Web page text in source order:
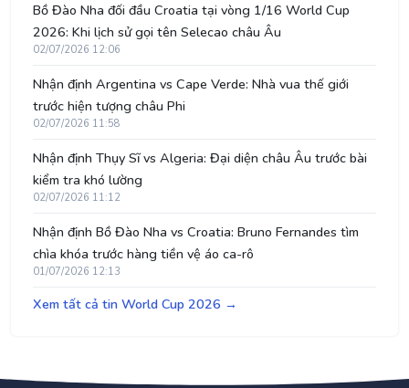
Bồ Đào Nha đối đầu Croatia tại vòng 1/16 World Cup
2026: Khi lịch sử gọi tên Selecao châu Âu
02/07/2026 12:06
Nhận định Argentina vs Cape Verde: Nhà vua thế giới
trước hiện tượng châu Phi
02/07/2026 11:58
Nhận định Thụy Sĩ vs Algeria: Đại diện châu Âu trước bài
kiểm tra khó lường
02/07/2026 11:12
Nhận định Bồ Đào Nha vs Croatia: Bruno Fernandes tìm
chìa khóa trước hàng tiền vệ áo ca-rô
01/07/2026 12:13
Xem tất cả tin World Cup 2026 →